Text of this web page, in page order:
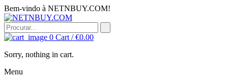
Bem-vindo à NETNBUY.COM!
0 Cart /€0.00
Sorry, nothing in cart.
Menu